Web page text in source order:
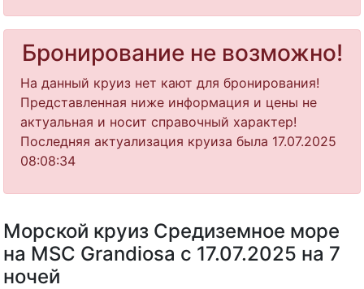
Бронирование не возможно!
На данный круиз нет кают для бронирования!
Представленная ниже информация и цены не
актуальная и носит справочный характер!
Последняя актуализация круиза была 17.07.2025
08:08:34
Морской круиз Средиземное море
на MSC Grandiosa с 17.07.2025 на 7
ночей